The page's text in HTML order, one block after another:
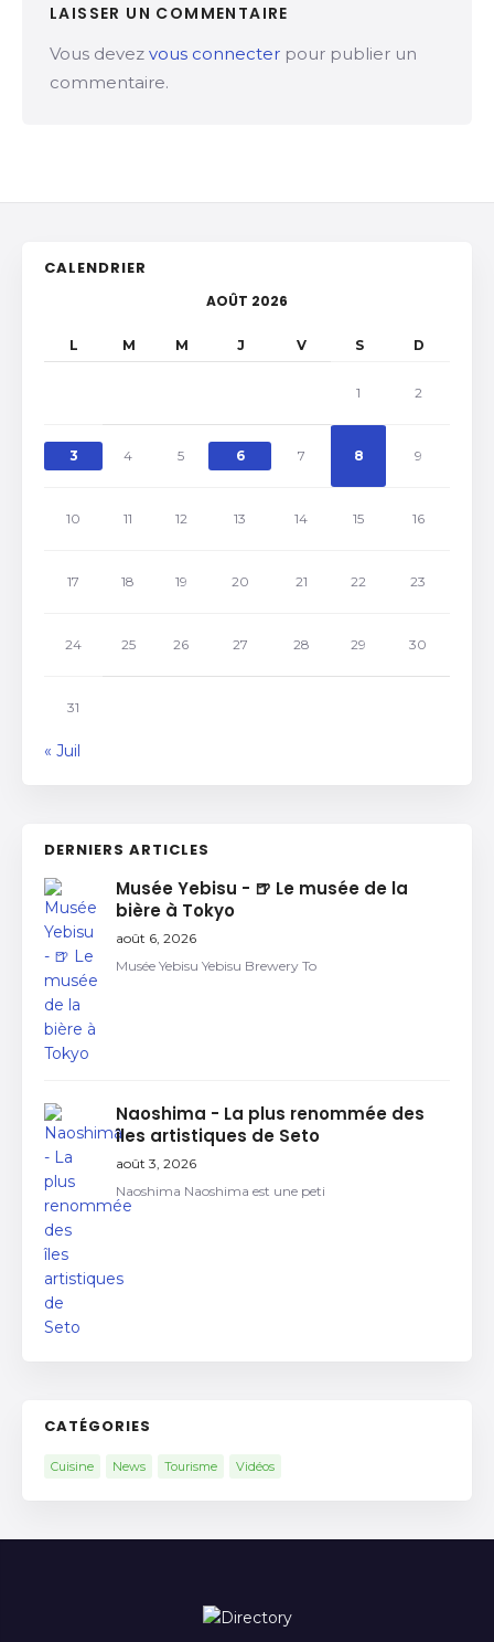
LAISSER UN COMMENTAIRE
Vous devez vous connecter pour publier un
commentaire.
CALENDRIER
AOÛT 2026
L M M J V S D
1 2
3 4 5 6 7 8 9
10 11 12 13 14 15 16
17 18 19 20 21 22 23
24 25 26 27 28 29 30
31
« Juil
DERNIERS ARTICLES
Musée Yebisu - 🍺 Le musée de la
bière à Tokyo
août 6, 2026
Musée Yebisu Yebisu Brewery To
Naoshima - La plus renommée des
îles artistiques de Seto
août 3, 2026
Naoshima Naoshima est une peti
CATÉGORIES
Cuisine News Tourisme Vidéos